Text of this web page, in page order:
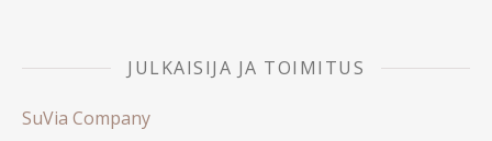
JULKAISIJA JA TOIMITUS
SuVia Company